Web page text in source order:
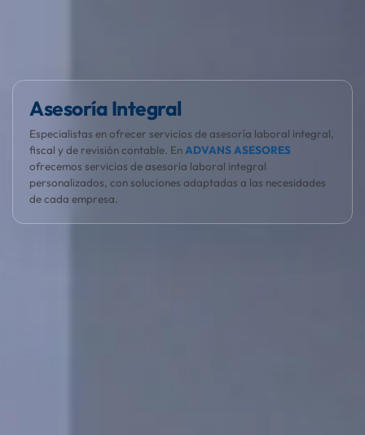
El cliente, el protagonista
En ADVANS ASESORES entendemos que la gestión laboral es
compleja. Nos encargamos de todo para que tu empresa
crezca sin preocupaciones.